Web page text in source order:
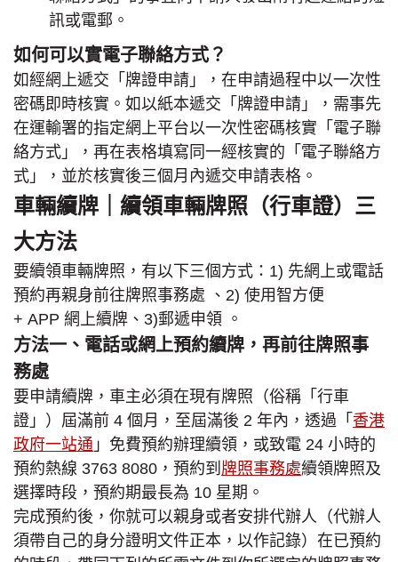
訊或電郵。
如何可以實電子聯絡方式？
如經網上遞交「牌證申請」，在申請過程中以一次性
密碼即時核實。如以紙本遞交「牌證申請」，需事先
在運輸署的指定網上平台以一次性密碼核實「電子聯
絡方式」，再在表格填寫同一經核實的「電子聯絡方
式」，並於核實後三個月內遞交申請表格。
車輛續牌｜續領車輛牌照（行車證）三
大方法
要續領車輛牌照，有以下三個方式：1) 先網上或電話
預約再親身前往牌照事務處 、2) 使用智方便
+ APP 網上續牌、3)郵遞申領 。
方法一、電話或網上預約續牌，再前往牌照事
務處
要申請續牌，車主必須在現有牌照（俗稱「行車
證」）屆滿前 4 個月，至屆滿後 2 年內，透過「 香港
政府一站通 」免費預約辦理續領，或致電 24 小時的
預約熱線 3763 8080，預約到 牌照事務處續領牌照及
選擇時段，預約期最長為 10 星期。
完成預約後，你就可以親身或者安排代辦人（代辦人
須帶自己的身分證明文件正本，以作記錄）在已預約